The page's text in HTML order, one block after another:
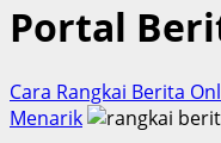
Portal
Cara Rangkai Berita
Menarik